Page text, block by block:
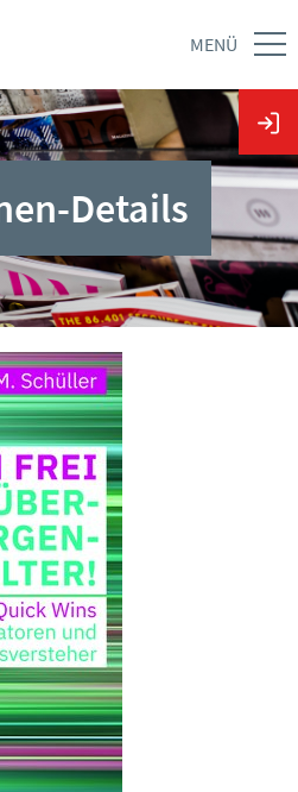
MENÜ
Details